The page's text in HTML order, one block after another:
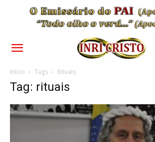
Início Tags Rituais
Tag: rituais